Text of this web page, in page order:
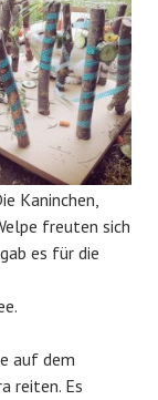
Kaninchen,
freuten sich
es für die
auf dem
reiten. Es